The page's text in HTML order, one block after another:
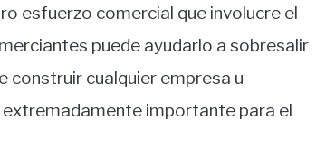
esfuerzo comercial que involucre el
puede ayudarlo a sobresalir
construir cualquier empresa u
importante para el